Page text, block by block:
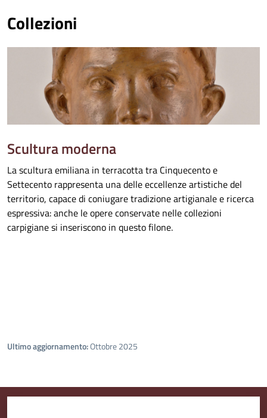
Collezioni
Scultura moderna
La scultura emiliana in terracotta tra Cinquecento e
Settecento rappresenta una delle eccellenze artistiche del
territorio, capace di coniugare tradizione artigianale e ricerca
espressiva: anche le opere conservate nelle collezioni
carpigiane si inseriscono in questo filone.
Ultimo aggiornamento:Ottobre 2025